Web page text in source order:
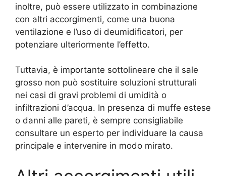
inoltre, può essere utilizzato in combinazione
con altri accorgimenti, come una buona
ventilazione e l’uso di deumidificatori, per
potenziare ulteriormente l’effetto.
Tuttavia, è importante sottolineare che il sale
grosso non può sostituire soluzioni strutturali
nei casi di gravi problemi di umidità o
infiltrazioni d’acqua. In presenza di muffe estese
o danni alle pareti, è sempre consigliabile
consultare un esperto per individuare la causa
principale e intervenire in modo mirato.